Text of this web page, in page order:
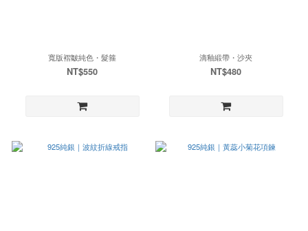
寬版褶皺純色・髮箍
NT$550
滴釉緞帶・沙夾
NT$480